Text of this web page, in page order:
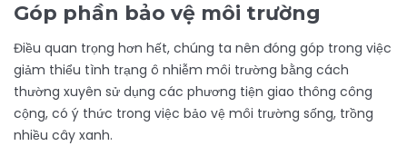
Góp phần bảo vệ môi trường
Điều quan trọng hơn hết, chúng ta nên đóng góp trong việc
giảm thiểu tình trạng ô nhiễm môi trường bằng cách
thường xuyên sử dụng các phương tiện giao thông công
cộng, có ý thức trong việc bảo vệ môi trường sống, trồng
nhiều cây xanh.